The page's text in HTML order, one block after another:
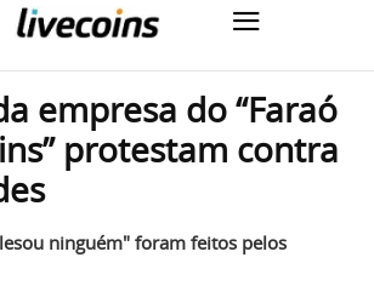
empresa do “Faraó
protestam contra
ninguém" foram feitos pelos